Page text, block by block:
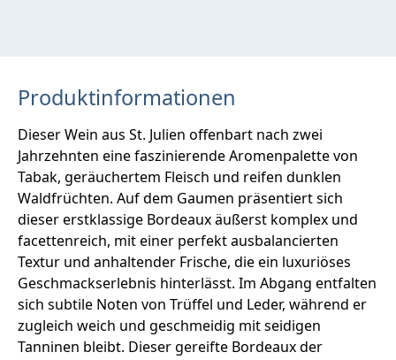
Produktinformationen
Dieser Wein aus St. Julien offenbart nach zwei
Jahrzehnten eine faszinierende Aromenpalette von
Tabak, geräuchertem Fleisch und reifen dunklen
Waldfrüchten. Auf dem Gaumen präsentiert sich
dieser erstklassige Bordeaux äußerst komplex und
facettenreich, mit einer perfekt ausbalancierten
Textur und anhaltender Frische, die ein luxuriöses
Geschmackserlebnis hinterlässt. Im Abgang entfalten
sich subtile Noten von Trüffel und Leder, während er
zugleich weich und geschmeidig mit seidigen
Tanninen bleibt. Dieser gereifte Bordeaux der